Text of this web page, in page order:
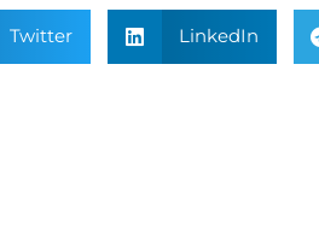
Twitter LinkedIn